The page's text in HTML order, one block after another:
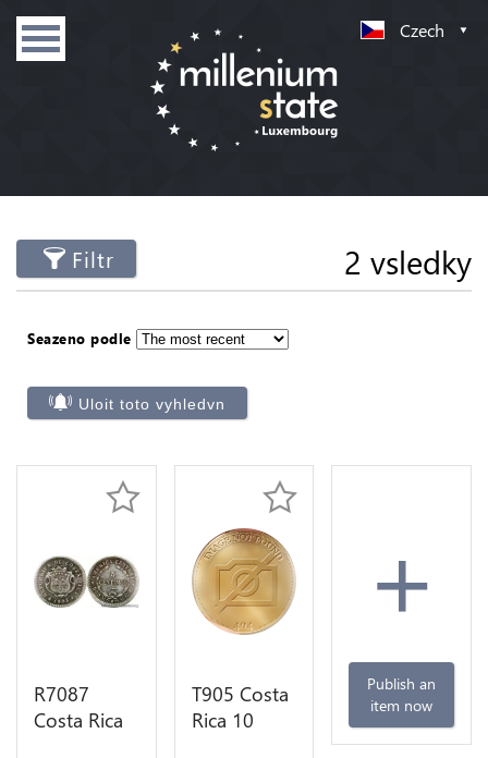
Czech
Filtr 2 vsledky
Seazeno podle
Uloit toto vyhledvn
R7087
Costa Rica
T905 Costa
Rica 10
+
Publish an
item now